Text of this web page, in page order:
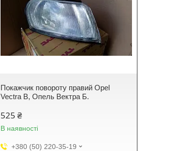
Покажчик повороту правий Opel
Vectra B, Опель Вектра Б.
525 ₴
В наявності
+380 (50) 220-35-19